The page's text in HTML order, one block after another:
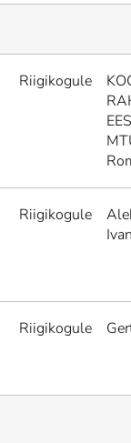
Riigikogule
Riigikogule
Riigikogule